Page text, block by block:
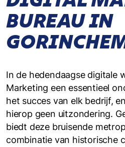
BUREAU IN
In de hedendaagse digitale
Marketing een essentieel
het succes van elk bedrijf,
hierop geen uitzondering.
biedt deze bruisende
combinatie van historische